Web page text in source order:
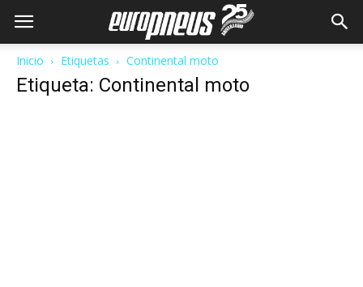
Inicio Etiquetas Continental moto
Etiqueta: Continental moto